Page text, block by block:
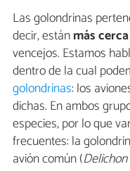
Las golondrinas
decir, estánmás
vencejos. Estamos
dentro de la cual
golondrinas: los
dichas. En ambos
especies, por lo que
frecuentes: la
avión común (